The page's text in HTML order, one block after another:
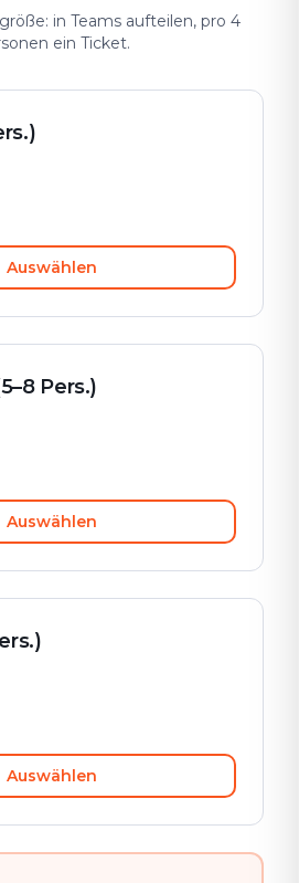
in Teams aufteilen, pro 4
ein Ticket.
Auswählen
Pers.)
Auswählen
Auswählen